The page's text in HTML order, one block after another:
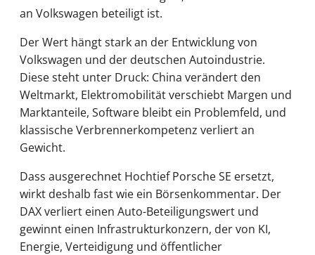
an Volkswagen beteiligt ist.
Der Wert hängt stark an der Entwicklung von
Volkswagen und der deutschen Autoindustrie.
Diese steht unter Druck: China verändert den
Weltmarkt, Elektromobilität verschiebt Margen und
Marktanteile, Software bleibt ein Problemfeld, und
klassische Verbrennerkompetenz verliert an
Gewicht.
Dass ausgerechnet Hochtief Porsche SE ersetzt,
wirkt deshalb fast wie ein Börsenkommentar. Der
DAX verliert einen Auto-Beteiligungswert und
gewinnt einen Infrastrukturkonzern, der von KI,
Energie, Verteidigung und öffentlicher